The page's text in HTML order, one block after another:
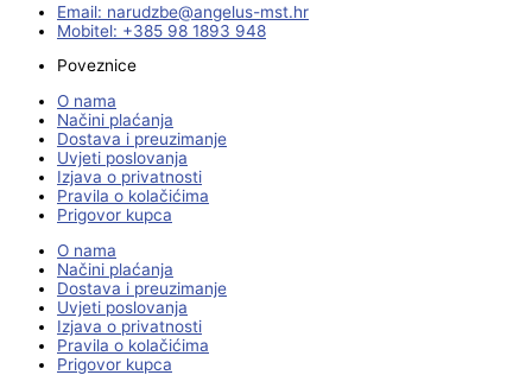
Email:
rh.tsm-sulegna
@ebzduran
Mobitel: +385 98 1893 948
Poveznice
O nama
Načini plaćanja
Dostava i preuzimanje
Uvjeti poslovanja
Izjava o privatnosti
Pravila o kolačićima
Prigovor kupca
O nama
Načini plaćanja
Dostava i preuzimanje
Uvjeti poslovanja
Izjava o privatnosti
Pravila o kolačićima
Prigovor kupca